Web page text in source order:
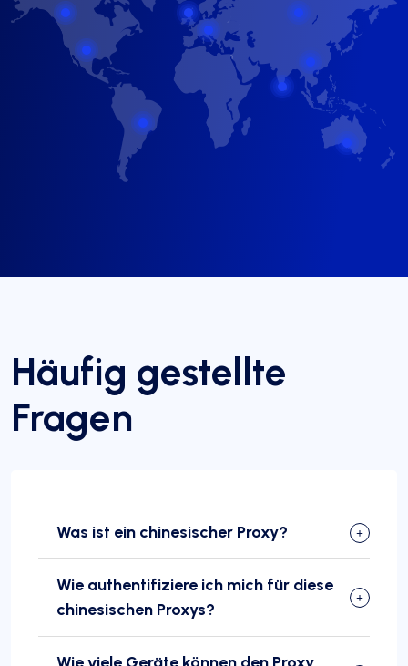
Häufig gestellte
Fragen
Was ist ein chinesischer Proxy?
Wie authentifiziere ich mich für diese
chinesischen Proxys?